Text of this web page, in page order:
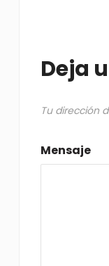
Deja
Tu dirección
Mensaje